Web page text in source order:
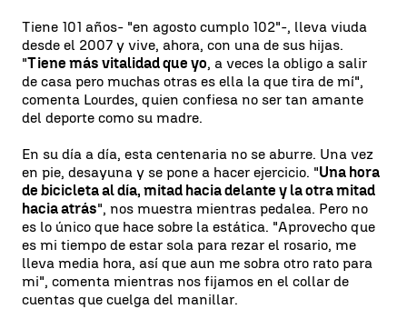
Tiene 101 años- "en agosto cumplo 102"-, lleva viuda
desde el 2007 y vive, ahora, con una de sus hijas.
"Tiene más vitalidad que yo, a veces la obligo a salir
de casa pero muchas otras es ella la que tira de mí",
comenta Lourdes, quien confiesa no ser tan amante
del deporte como su madre.
En su día a día, esta centenaria no se aburre. Una vez
en pie, desayuna y se pone a hacer ejercicio. "Una hora
de bicicleta al día, mitad hacia delante y la otra mitad
hacia atrás", nos muestra mientras pedalea. Pero no
es lo único que hace sobre la estática. "Aprovecho que
es mi tiempo de estar sola para rezar el rosario, me
lleva media hora, así que aun me sobra otro rato para
mi", comenta mientras nos fijamos en el collar de
cuentas que cuelga del manillar.